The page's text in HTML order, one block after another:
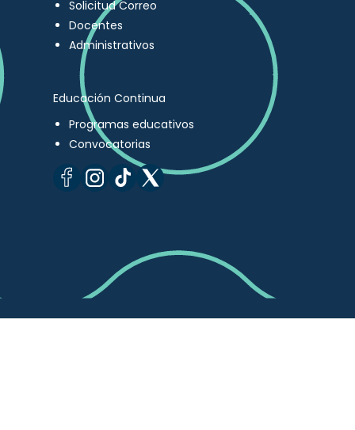
Solicitud Correo
Docentes
Administrativos
Educación Continua
Programas educativos
Convocatorias